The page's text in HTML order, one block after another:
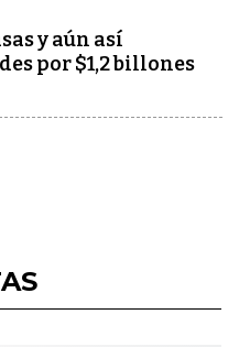
y aún así
por $1,2 billones